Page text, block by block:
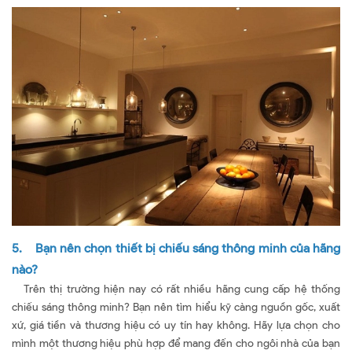
5. Bạn nên chọn thiết bị chiếu sáng thông minh của hãng
nào?
Trên thị trường hiện nay có rất nhiều hãng cung cấp hệ thống
chiếu sáng thông minh? Bạn nên tìm hiểu kỹ càng nguồn gốc, xuất
xứ, giá tiền và thương hiệu có uy tín hay không. Hãy lựa chọn cho
mình một thương hiệu phù hợp để mang đến cho ngôi nhà của bạn